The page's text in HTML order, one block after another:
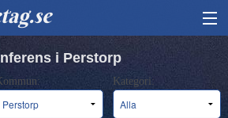
i Perstorp
Kategori: